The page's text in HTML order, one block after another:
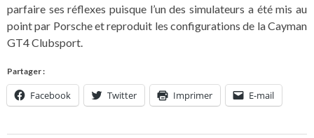
parfaire ses réflexes puisque l’un des simulateurs a été mis au
point par Porsche et reproduit les configurations de la Cayman
GT4 Clubsport.
Partager :
Facebook Twitter Imprimer E-mail